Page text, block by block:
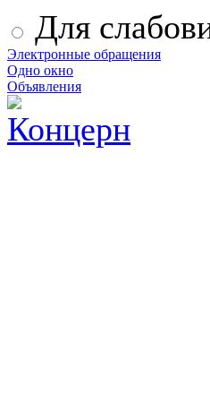
Для
Электронные обращения
Одно окно
Объявления